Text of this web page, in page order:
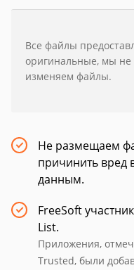
Все файлы
оригинальные, мы
изменяем файлы.
Не размещаем
причинить вред
данным.
FreeSoft
List.
Приложения,
Trusted, были